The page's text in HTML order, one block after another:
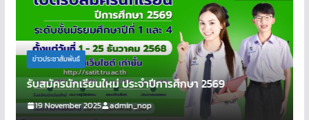
2569
ข่าวประชาสัมพันธ์
ทัศนศึกษาแหล่งเรียนรู้ ณ พิพิธภัณฑ์โขน จัง
พระนครศรีอยุธยา
27 May 2026 admin_nop